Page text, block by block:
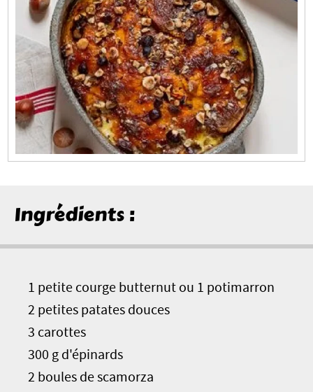
Ingrédients :
1 petite courge butternut ou 1 potimarron
2 petites patates douces
3 carottes
300 g d'épinards
2 boules de scamorza